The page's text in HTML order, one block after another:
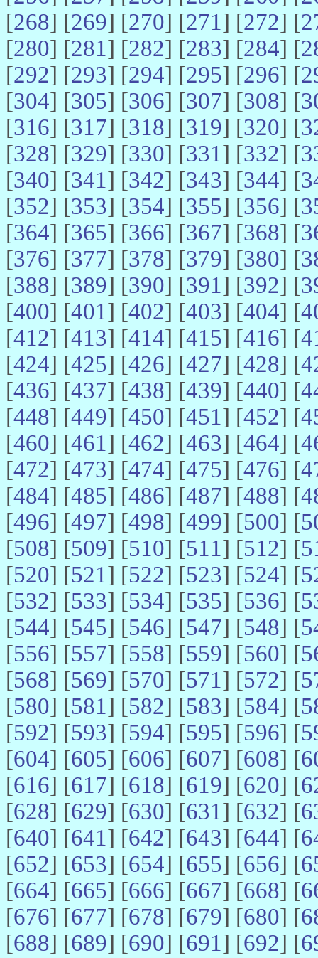
[268] [269] [270] [271] [272] [
[280] [281] [282] [283] [284] [
[292] [293] [294] [295] [296] [
[304] [305] [306] [307] [308] [
[316] [317] [318] [319] [320] [
[328] [329] [330] [331] [332] [
[340] [341] [342] [343] [344] [
[352] [353] [354] [355] [356] [
[364] [365] [366] [367] [368] [
[376] [377] [378] [379] [380] [
[388] [389] [390] [391] [392] [
[400] [401] [402] [403] [404] [
[412] [413] [414] [415] [416] [
[424] [425] [426] [427] [428] [
[436] [437] [438] [439] [440] [
[448] [449] [450] [451] [452] [
[460] [461] [462] [463] [464] [
[472] [473] [474] [475] [476] [
[484] [485] [486] [487] [488] [
[496] [497] [498] [499] [500] [
[508] [509] [510] [511] [512] [
[520] [521] [522] [523] [524] [
[532] [533] [534] [535] [536] [
[544] [545] [546] [547] [548] [
[556] [557] [558] [559] [560] [
[568] [569] [570] [571] [572] [
[580] [581] [582] [583] [584] [
[592] [593] [594] [595] [596] [
[604] [605] [606] [607] [608] [
[616] [617] [618] [619] [620] [
[628] [629] [630] [631] [632] [
[640] [641] [642] [643] [644] [
[652] [653] [654] [655] [656] [
[664] [665] [666] [667] [668] [
[676] [677] [678] [679] [680] [
[688] [689] [690] [691] [692] [